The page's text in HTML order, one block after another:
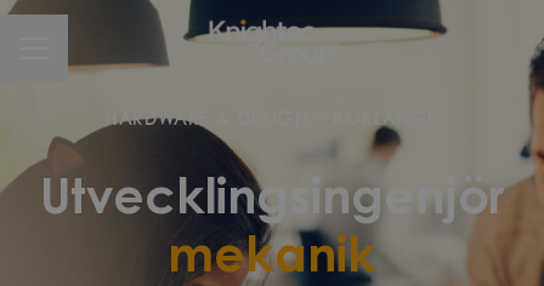
HARDWARE & DESIGN BORLÄNGE
Utvecklingsingenjör
mekanik